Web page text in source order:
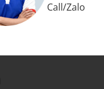
Call/Zalo